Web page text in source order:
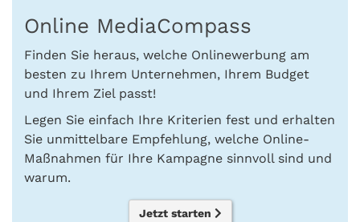
Online MediaCompass
Finden Sie heraus, welche Onlinewerbung am
besten zu Ihrem Unternehmen, Ihrem Budget
und Ihrem Ziel passt!
Legen Sie einfach Ihre Kriterien fest und erhalten
Sie unmittelbare Empfehlung, welche Online-
Maßnahmen für Ihre Kampagne sinnvoll sind und
warum.
Jetzt starten